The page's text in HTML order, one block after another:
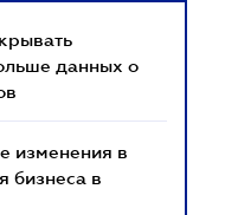
данных о
изменения в
бизнеса в